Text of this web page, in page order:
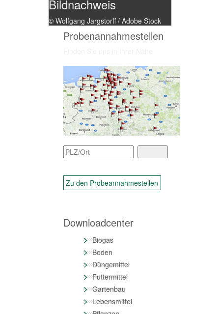
Bildnachweis
© Wolfgang Jargstorff / Adobe Stock
Probenannahmestellen
Zu den Probeannahmestellen
Downloadcenter
>Biogas
>Boden
>Düngemittel
>Futtermittel
>Gartenbau
>Lebensmittel